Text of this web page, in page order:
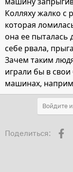
Колляху жалко с
которая
она ее пыталась
себе рвала,
Зачем таким
играли бы в
машинах,
Войдите
Поделиться: